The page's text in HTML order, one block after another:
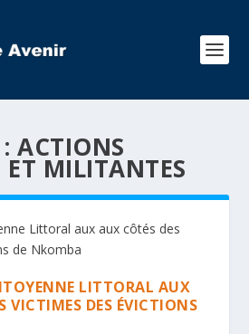
:ACTIONS
MILITANTES
LITTORAL AUX
VICTIMES DES ÉVICTIONS